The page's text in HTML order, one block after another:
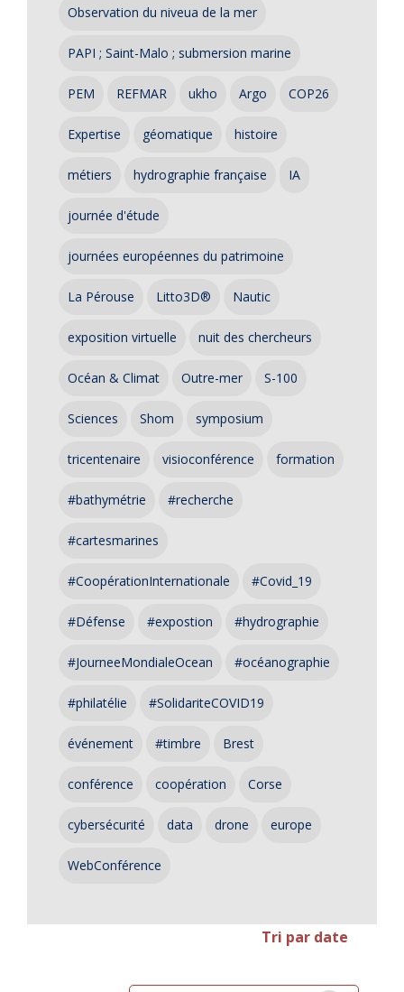
Observation du niveua de la mer
PAPI ; Saint-Malo ; submersion marine
PEM REFMAR ukho Argo COP26
Expertise géomatique histoire
métiers hydrographie française IA
journée d'étude
journées européennes du patrimoine
La Pérouse Litto3D® Nautic
exposition virtuelle nuit des chercheurs
Océan & Climat Outre-mer S-100
Sciences Shom symposium
tricentenaire visioconférence formation
#bathymétrie #recherche
#cartesmarines
#CoopérationInternationale #Covid_19
#Défense #expostion #hydrographie
#JourneeMondialeOcean #océanographie
#philatélie #SolidariteCOVID19
événement #timbre Brest
conférence coopération Corse
cybersécurité data drone europe
WebConférence
Tri par date